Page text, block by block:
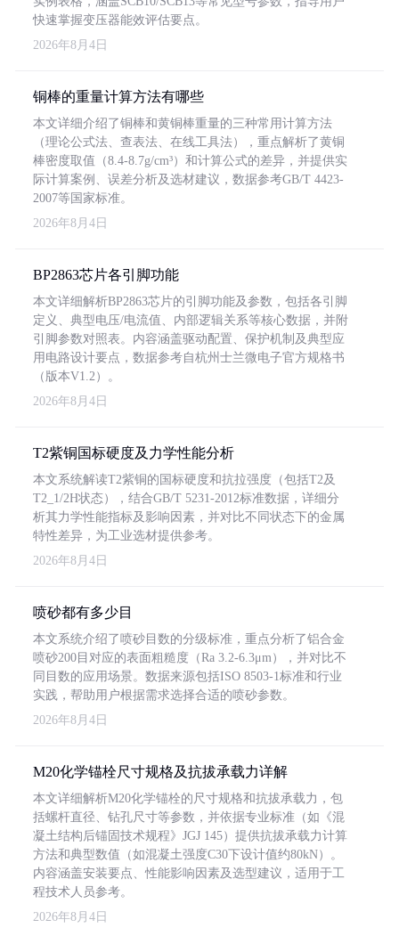
快速掌握变压器能效评估要点。
2026年8月4日
铜棒的重量计算方法有哪些
本文详细介绍了铜棒和黄铜棒重量的三种常用计算方法
（理论公式法、查表法、在线工具法），重点解析了黄铜
棒密度取值（8.4-8.7g/cm³）和计算公式的差异，并提供实
际计算案例、误差分析及选材建议，数据参考GB/T 4423-
2007等国家标准。
2026年8月4日
BP2863芯片各引脚功能
本文详细解析BP2863芯片的引脚功能及参数，包括各引脚
定义、典型电压/电流值、内部逻辑关系等核心数据，并附
引脚参数对照表。内容涵盖驱动配置、保护机制及典型应
用电路设计要点，数据参考自杭州士兰微电子官方规格书
（版本V1.2）。
2026年8月4日
T2紫铜国标硬度及力学性能分析
本文系统解读T2紫铜的国标硬度和抗拉强度（包括T2及
T2_1/2H状态），结合GB/T 5231-2012标准数据，详细分
析其力学性能指标及影响因素，并对比不同状态下的金属
特性差异，为工业选材提供参考。
2026年8月4日
喷砂都有多少目
本文系统介绍了喷砂目数的分级标准，重点分析了铝合金
喷砂200目对应的表面粗糙度（Ra 3.2-6.3μm），并对比不
同目数的应用场景。数据来源包括ISO 8503-1标准和行业
实践，帮助用户根据需求选择合适的喷砂参数。
2026年8月4日
M20化学锚栓尺寸规格及抗拔承载力详解
本文详细解析M20化学锚栓的尺寸规格和抗拔承载力，包
括螺杆直径、钻孔尺寸等参数，并依据专业标准（如《混
凝土结构后锚固技术规程》JGJ 145）提供抗拔承载力计算
方法和典型数值（如混凝土强度C30下设计值约80kN）。
内容涵盖安装要点、性能影响因素及选型建议，适用于工
程技术人员参考。
2026年8月4日